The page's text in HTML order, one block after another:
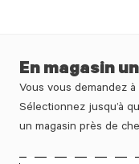
En magasin
Vous vous demandez
Sélectionnez jusqu’à
un magasin près de